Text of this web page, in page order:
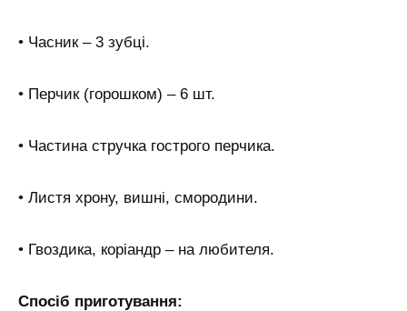
• Часник – 3 зубці.
• Перчик (горошком) – 6 шт.
• Частина стручка гострого перчика.
• Листя хрону, вишні, смородини.
• Гвоздика, коріандр – на любителя.
Спосіб приготування: